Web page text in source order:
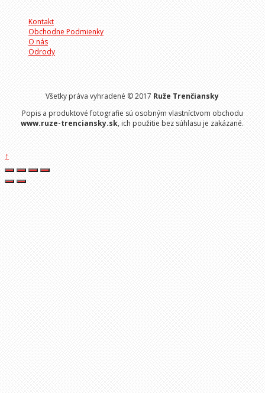
Kontakt
Obchodne Podmienky
O nás
Odrody
Všetky práva vyhradené © 2017 Ruže Trenčiansky
Popis a produktové fotografie sú osobným vlastníctvom obchodu
www.ruze-trenciansky.sk, ich použitie bez súhlasu je zakázané.
↑